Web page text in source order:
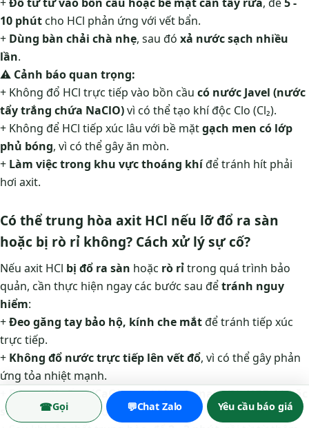
+Đổ từ từ vào bồn cầu hoặc bề mặt cần tẩy rửa, để5 -
10 phútcho HCl phản ứng với vết bẩn.
+ Dùng bàn chải chà nhẹ, sau đó xả nước sạch nhiều
lần.
⚠ Cảnh báo quan trọng:
+ Không đổ HCl trực tiếp vào bồn cầu có nước Javel (nước
tẩy trắng chứa NaClO)vì có thể tạo khí độc Clo (Cl₂).
+ Không để HCl tiếp xúc lâu với bề mặtgạch men có lớp
phủ bóng, vì có thể gây ăn mòn.
+ Làm việc trong khu vực thoáng khíđể tránh hít phải
hơi axit.
Có thể trung hòa axit HCl nếu lỡ đổ ra sàn
hoặc bị rò rỉ không? Cách xử lý sự cố?
Nếu axit HCl bị đổ ra sàn hoặc rò rỉtrong quá trình bảo
quản, cần thực hiện ngay các bước sau đểtránh nguy
hiểm:
+Đeo găng tay bảo hộ, kính che mắtđể tránh tiếp xúc
trực tiếp.
+ Không đổ nước trực tiếp lên vết đổ, vì có thể gây phản
ứng tỏa nhiệt mạnh.
+Dùng vôi sống (CaO), natri bicarbonate (NaHCO₃) hoặc
soda ash (Na₂CO₃) để trung hòa axit
☎Gọi 💬Chat Zalo Yêu cầu báo giá